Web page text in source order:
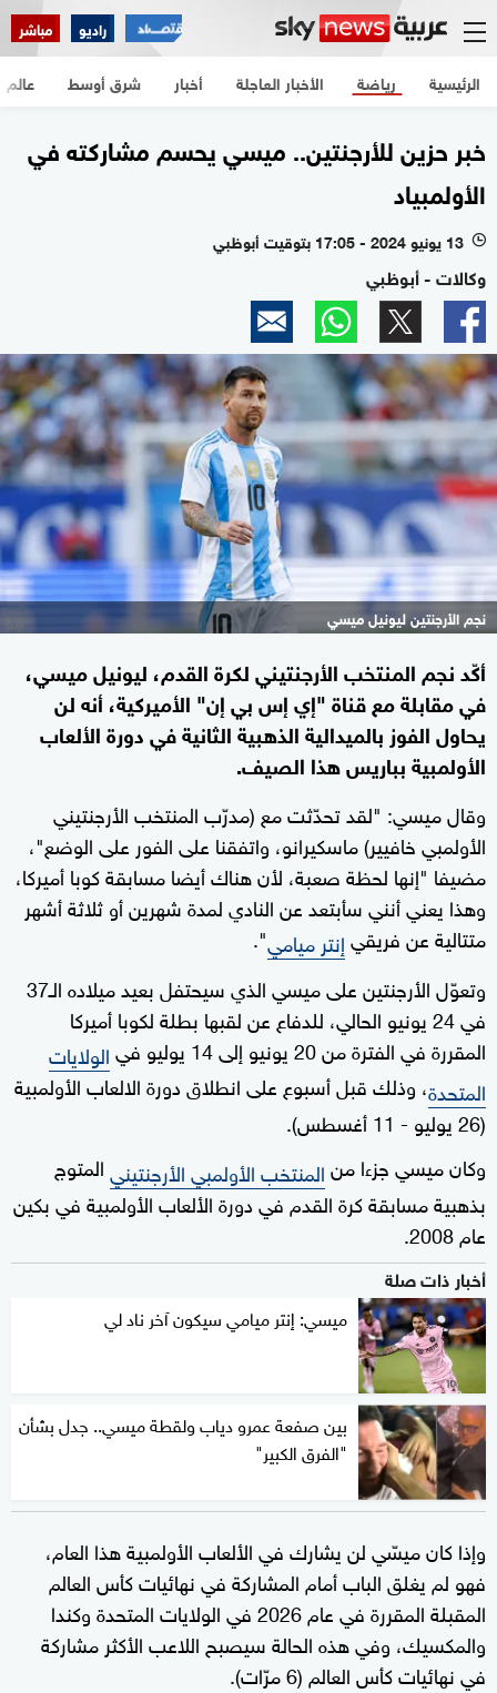
راديو مباشر
الرئيسية الأخبار العاجلة أخبار شرق أوسط عالم رياضة
خبر حزين للأرجنتين.. ميسي يحسم مشاركته في
الأولمبياد
l 13 يونيو 2024 - 17:05 بتوقيت أبوظبي
وكالات - أبوظبي
نجم الأرجنتين ليونيل ميسي
أكّد نجم المنتخب الأرجنتيني لكرة القدم، ليونيل ميسي،
في مقابلة مع قناة "إي إس بي إن" الأميركية، أنه لن
يحاول الفوز بالميدالية الذهبية الثانية في دورة الألعاب
الأولمبية بباريس هذا الصيف.
وقال ميسي: "لقد تحدّثت مع (مدرّب المنتخب الأرجنتيني
الأولمبي خافيير) ماسكيرانو، واتفقنا على الفور على الوضع"،
مضيفا "إنها لحظة صعبة، لأن هناك أيضا مسابقة كوبا أميركا،
وهذا يعني أنني سأبتعد عن النادي لمدة شهرين أو ثلاثة أشهر
متتالية عن فريقيإنتر ميامي".
وتعوّل الأرجنتين على ميسي الذي سيحتفل بعيد ميلاده الـ37
في 24 يونيو الحالي، للدفاع عن لقبها بطلة لكوبا أميركا
المقررة في الفترة من 20 يونيو إلى 14 يوليو في
الولايات
المتحدة، وذلك قبل أسبوع على انطلاق دورة الالعاب الأولمبية
(26 يوليو - 11 أغسطس).
وكان ميسي جزءا منالمنتخب الأولمبي الأرجنتينيالمتوج
بذهبية مسابقة كرة القدم في دورة الألعاب الأولمبية في بكين
عام 2008.
أخبار ذات صلة
ميسي: إنتر ميامي سيكون آخر ناد لي
بين صفعة عمرو دياب ولقطة ميسي.. جدل بشأن
"الفرق الكبير"
وإذا كان ميسّي لن يشارك في الألعاب الأولمبية هذا العام،
فهو لم يغلق الباب أمام المشاركة في نهائيات كأس العالم
المقبلة المقررة في عام 2026 في الولايات المتحدة وكندا
والمكسيك، وفي هذه الحالة سيصبح اللاعب الأكثر مشاركة
في نهائيات كأس العالم (6 مرّات).